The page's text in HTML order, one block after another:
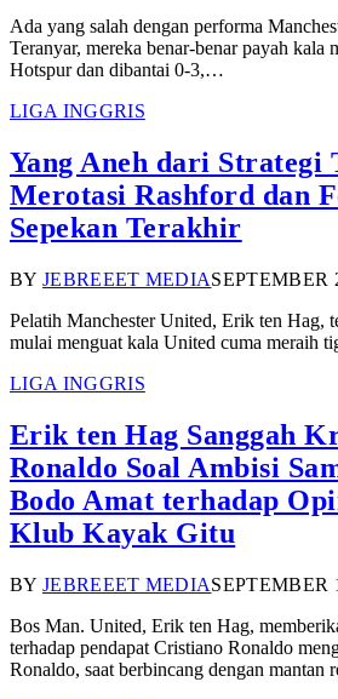
Ada yang salah dengan performa
Teranyar, mereka benar-benar payah kala
Hotspur dan dibantai 0-3,…
LIGA INGGRIS
Yang Aneh dari Strategi
Merotasi Rashford dan
Sepekan Terakhir
BY JEBREEET MEDIASEPTEMBER
Pelatih Manchester United, Erik ten Hag,
mulai menguat kala United cuma meraih
LIGA INGGRIS
Erik ten Hag Sanggah
Ronaldo Soal Ambisi
Bodo Amat terhadap
Klub Kayak Gitu
BY JEBREEET MEDIASEPTEMBER
Bos Man. United, Erik ten Hag,
terhadap pendapat Cristiano Ronaldo
Ronaldo, saat berbincang dengan mantan